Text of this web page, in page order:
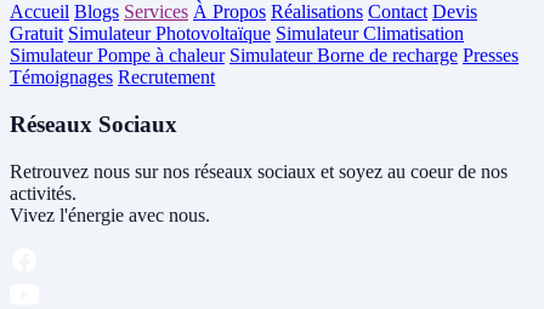
Accueil Blogs Services À Propos Réalisations Contact Devis
Gratuit Simulateur Photovoltaïque Simulateur Climatisation
Simulateur Pompe à chaleur Simulateur Borne de recharge Presses
Témoignages Recrutement
Réseaux Sociaux
Retrouvez nous sur nos réseaux sociaux et soyez au coeur de nos
activités.
Vivez l'énergie avec nous.